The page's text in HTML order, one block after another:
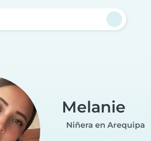
Melanie
Niñera en Arequipa